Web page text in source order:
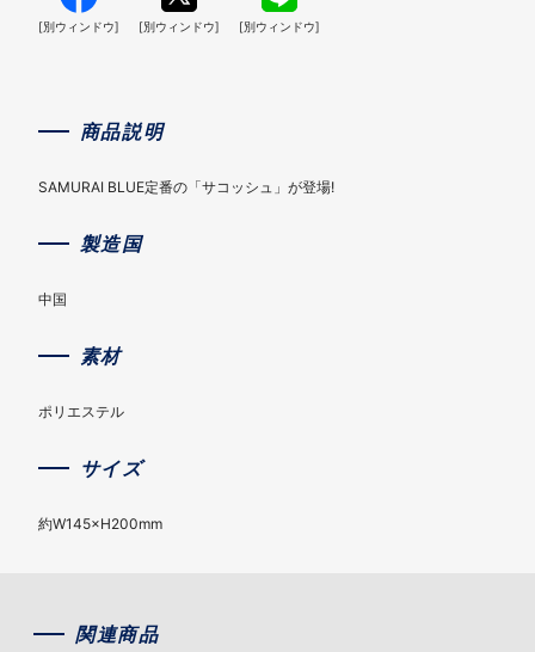
[別ウィンドウ] [別ウィンドウ] [別ウィンドウ]
商品説明
SAMURAI BLUE定番の「サコッシュ」が登場!
製造国
中国
素材
ポリエステル
サイズ
約W145×H200mm
関連商品